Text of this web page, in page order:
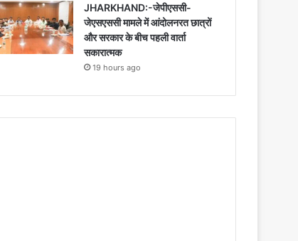
JHARKHAND:-जेपीएससी-
जेएसएससी मामले में आंदोलनरत छात्रों
और सरकार के बीच पहली वार्ता
सकारात्मक
19 hours ago